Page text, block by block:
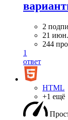
2
21 июн.
244
1
ответ
HTML
+1 ещё